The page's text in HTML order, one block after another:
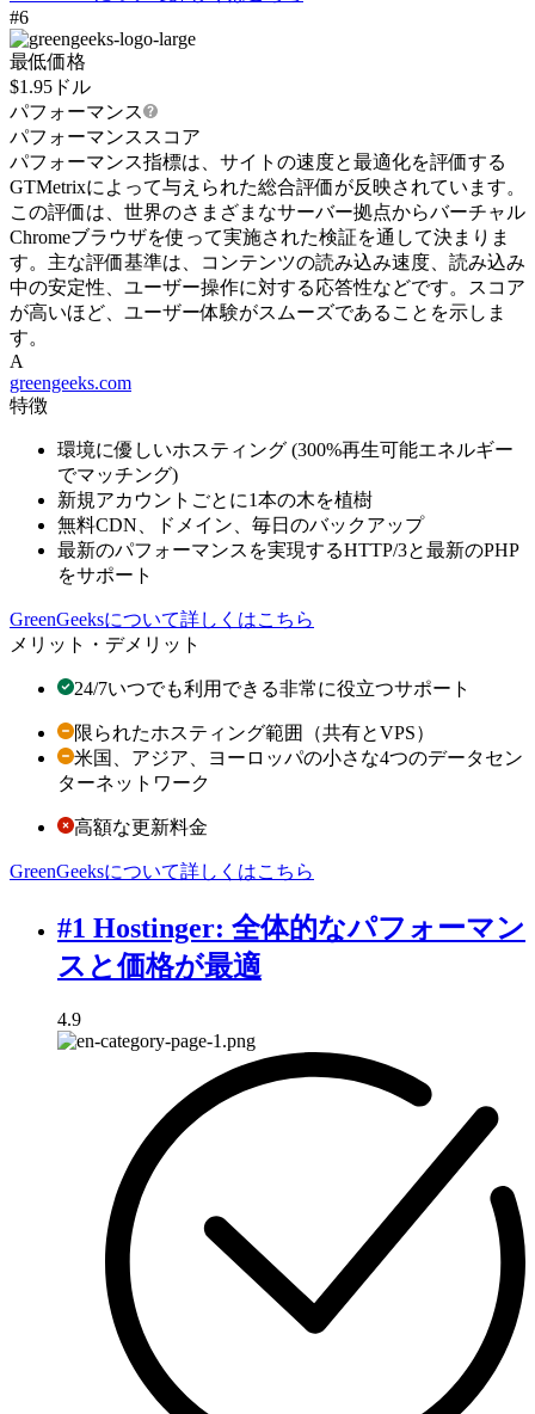
#6
最低価格
$1.95 ドル
パフォーマンス
パフォーマンススコア
パフォーマンス指標は、サイトの速度と最適化を評価する
GTMetrixによって与えられた総合評価が反映されています。
この評価は、世界のさまざまなサーバー拠点からバーチャル
Chromeブラウザを使って実施された検証を通して決まりま
す。主な評価基準は、コンテンツの読み込み速度、読み込み
中の安定性、ユーザー操作に対する応答性などです。スコア
が高いほど、ユーザー体験がスムーズであることを示しま
す。
A
greengeeks.com
特徴
環境に優しいホスティング (300%再生可能エネルギー
でマッチング)
新規アカウントごとに1本の木を植樹
無料CDN、ドメイン、毎日のバックアップ
最新のパフォーマンスを実現するHTTP/3と最新のPHP
をサポート
GreenGeeksについて詳しくはこちら
メリット・デメリット
24/7いつでも利用できる非常に役立つサポート
限られたホスティング範囲（共有とVPS）
米国、アジア、ヨーロッパの小さな4つのデータセン
ターネットワーク
高額な更新料金
GreenGeeksについて詳しくはこちら
#1 Hostinger: 全体的なパフォーマン
スと価格が最適
4.9